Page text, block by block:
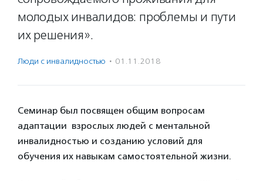
молодых инвалидов: проблемы и пути
их решения».
Люди с инвалидностью · 01.11.2018
Семинар был посвящен общим вопросам
адаптации взрослых людей с ментальной
инвалидностью и созданию условий для
обучения их навыкам самостоятельной жизни.